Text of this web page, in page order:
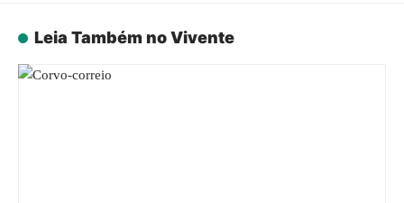
Leia Também no Vivente